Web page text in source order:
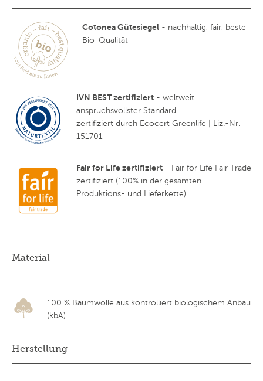
Cotonea Gütesiegel - nachhaltig, fair, beste
Bio-Qualität
IVN BEST zertifiziert - weltweit
anspruchsvollster Standard
zertifiziert durch Ecocert Greenlife | Liz.-Nr.
151701
Fair for Life zertifiziert - Fair for Life Fair Trade
zertifiziert (100% in der gesamten
Produktions- und Lieferkette)
Material
100 % Baumwolle aus kontrolliert biologischem Anbau
(kbA)
Herstellung